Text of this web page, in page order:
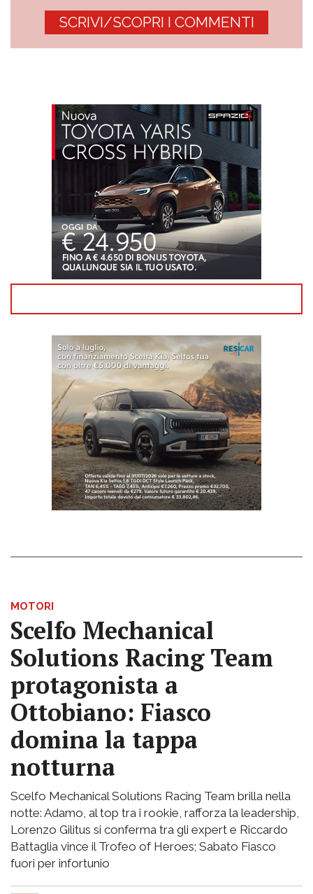
SCRIVI/SCOPRI I COMMENTI
MOTORI
Scelfo Mechanical
Solutions Racing Team
protagonista a
Ottobiano: Fiasco
domina la tappa
notturna
Scelfo Mechanical Solutions Racing Team brilla nella
notte: Adamo, al top tra i rookie, rafforza la leadership,
Lorenzo Gilitus si conferma tra gli expert e Riccardo
Battaglia vince il Trofeo of Heroes; Sabato Fiasco
fuori per infortunio